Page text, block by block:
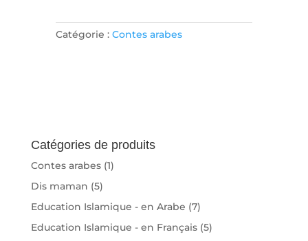
Catégorie : Contes arabes
Catégories de produits
Contes arabes (1)
Dis maman (5)
Education Islamique - en Arabe (7)
Education Islamique - en Français (5)